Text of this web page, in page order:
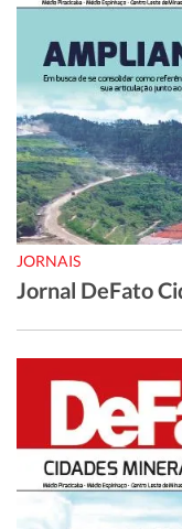
JORNAIS
Jornal DeFato